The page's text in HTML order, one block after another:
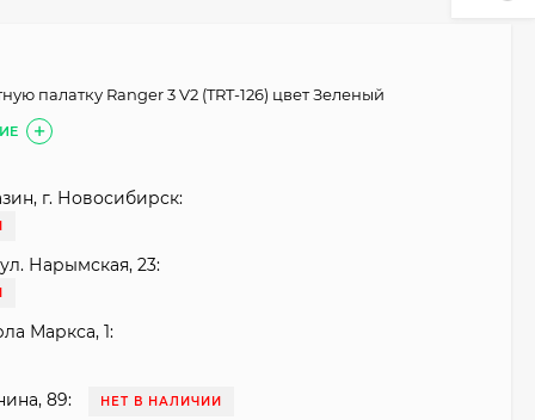
палатку Ranger 3 V2 (TRT-126) цвет Зеленый
г. Новосибирск:
Нарымская, 23:
Маркса, 1:
89: НЕТ В НАЛИЧИИ